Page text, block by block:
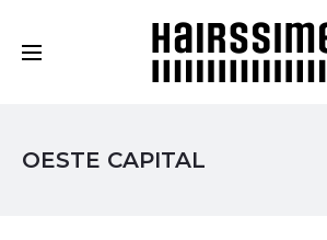
OESTE CAPITAL